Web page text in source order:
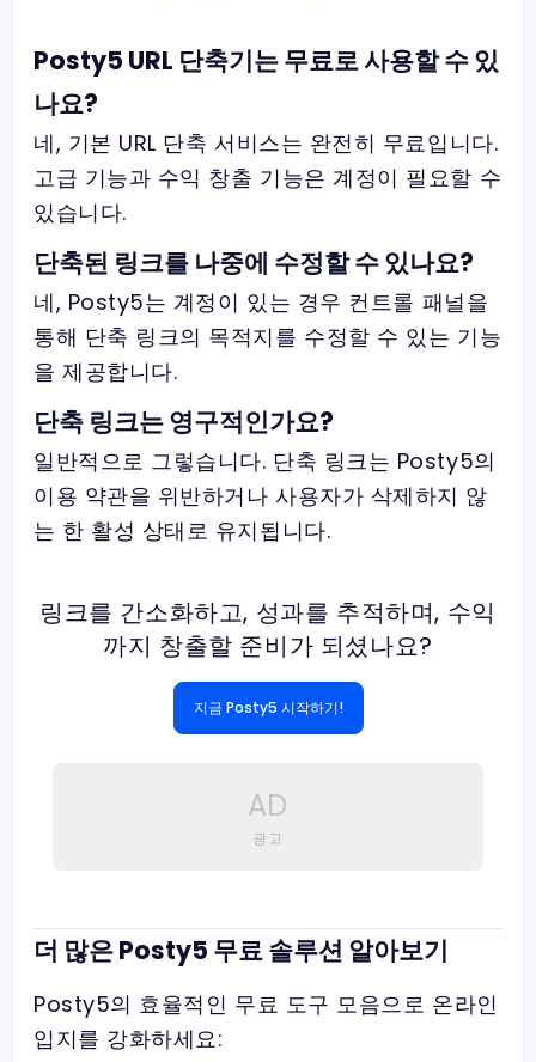
Posty5 URL 단축기는 무료로 사용할 수 있
나요?
네, 기본 URL 단축 서비스는 완전히 무료입니다.
고급 기능과 수익 창출 기능은 계정이 필요할 수
있습니다.
단축된 링크를 나중에 수정할 수 있나요?
네, Posty5는 계정이 있는 경우 컨트롤 패널을
통해 단축 링크의 목적지를 수정할 수 있는 기능
을 제공합니다.
단축 링크는 영구적인가요?
일반적으로 그렇습니다. 단축 링크는 Posty5의
이용 약관을 위반하거나 사용자가 삭제하지 않
는 한 활성 상태로 유지됩니다.
링크를 간소화하고, 성과를 추적하며, 수익
까지 창출할 준비가 되셨나요?
지금 Posty5 시작하기!
AD
광고
더 많은 Posty5 무료 솔루션 알아보기
Posty5의 효율적인 무료 도구 모음으로 온라인
입지를 강화하세요: